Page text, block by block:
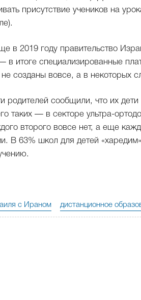
присутствие учеников на
в 2019 году правительство
в итоге специализированные
созданы вовсе, а в некоторых
родителей сообщили, что их
таких — в секторе ультра-
второго вовсе нет, а еще
В 63% школ для детей
с Ираном дистанционное